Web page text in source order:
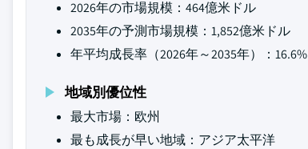
2026年の市場規模：464億米ドル
2035年の予測市場規模：1,852億米ドル
年平均成長率（2026年～2035年）：16.6%
地域別優位性
最大市場：欧州
最も成長が早い地域：アジア太平洋